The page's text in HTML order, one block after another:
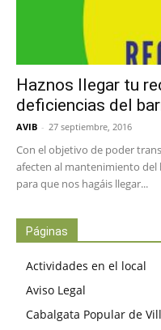
Haznos llegar tu
deficiencias del
AVIB - 27 septiembre, 2016
Con el objetivo de poder
afecten al mantenimiento
para que nos hagáis llegar...
Páginas
Actividades en el local
Aviso Legal
Cabalgata Popular de